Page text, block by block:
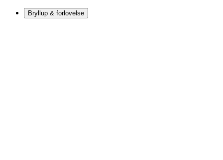
Bryllup & forlovelse